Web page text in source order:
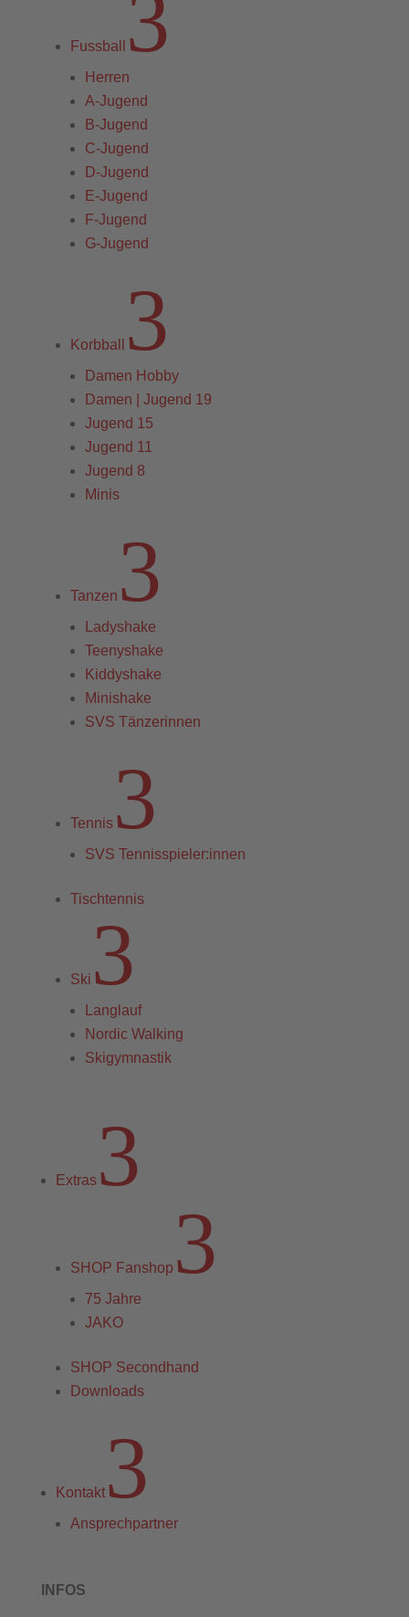
Fussball 3
Herren
A-Jugend
B-Jugend
C-Jugend
D-Jugend
E-Jugend
F-Jugend
G-Jugend
Korbball 3
Damen Hobby
Damen | Jugend 19
Jugend 15
Jugend 11
Jugend 8
Minis
Tanzen 3
Ladyshake
Teenyshake
Kiddyshake
Minishake
SVS Tänzerinnen
Tennis3
SVS Tennisspieler:innen
Tischtennis
Ski 3
Langlauf
Nordic Walking
Skigymnastik
Extras3
SHOP Fanshop 3
75 Jahre
JAKO
SHOP Secondhand
Downloads
Kontakt3
Ansprechpartner
INFOS